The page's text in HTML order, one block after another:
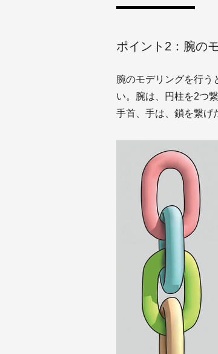
ポイント2：腕の
腕のモデリングを行う
い。腕は、円柱を2つ
手首、手は、鎖を繋げ